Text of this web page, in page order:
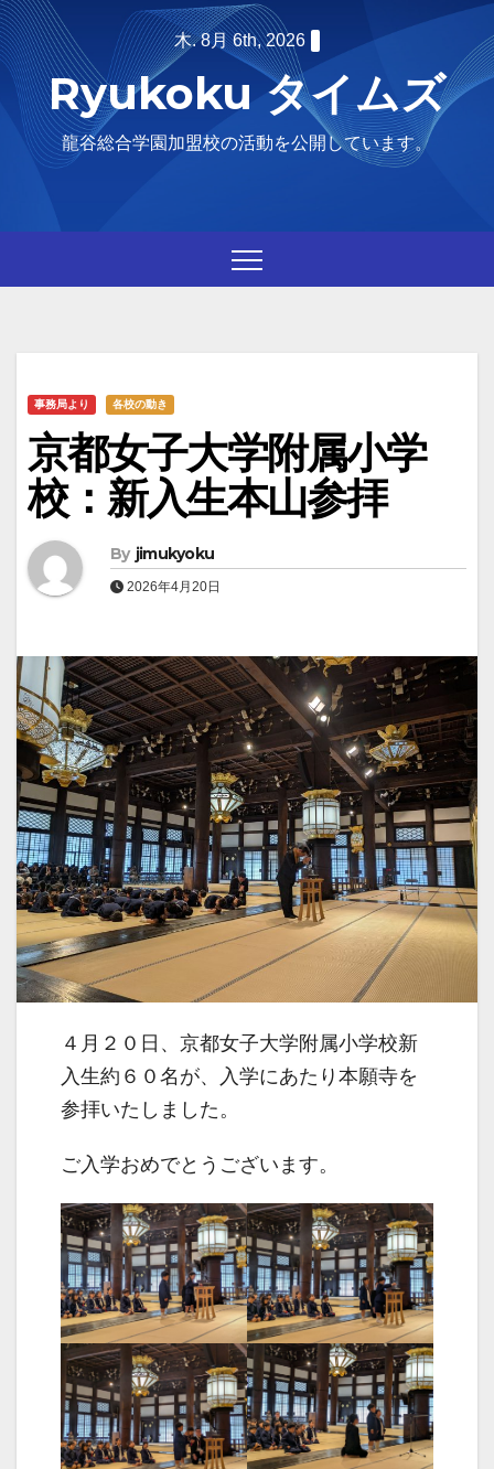
Skip
to
content
木. 8月 6th, 2026
Ryukoku タイムズ
龍谷総合学園加盟校の活動を公開しています。
事務局より 各校の動き
京都女子大学附属小学
校：新入生本山参拝
By jimukyoku
2026年4月20日
４月２０日、京都女子大学附属小学校新
入生約６０名が、入学にあたり本願寺を
参拝いたしました。
ご入学おめでとうございます。